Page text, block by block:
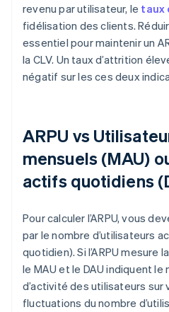
revenu par utilisateur, le taux
fidélisation des clients.
essentiel pour maintenir un
la CLV. Un taux d’attrition
négatif sur les ces deux
ARPU vs
mensuels (MAU)
actifs quotidiens
Pour calculer l’ARPU, vous
par le nombre d’utilisateurs
quotidien). Si l’ARPU mesure
le MAU et le DAU indiquent le
d’activité des utilisateurs
fluctuations du nombre